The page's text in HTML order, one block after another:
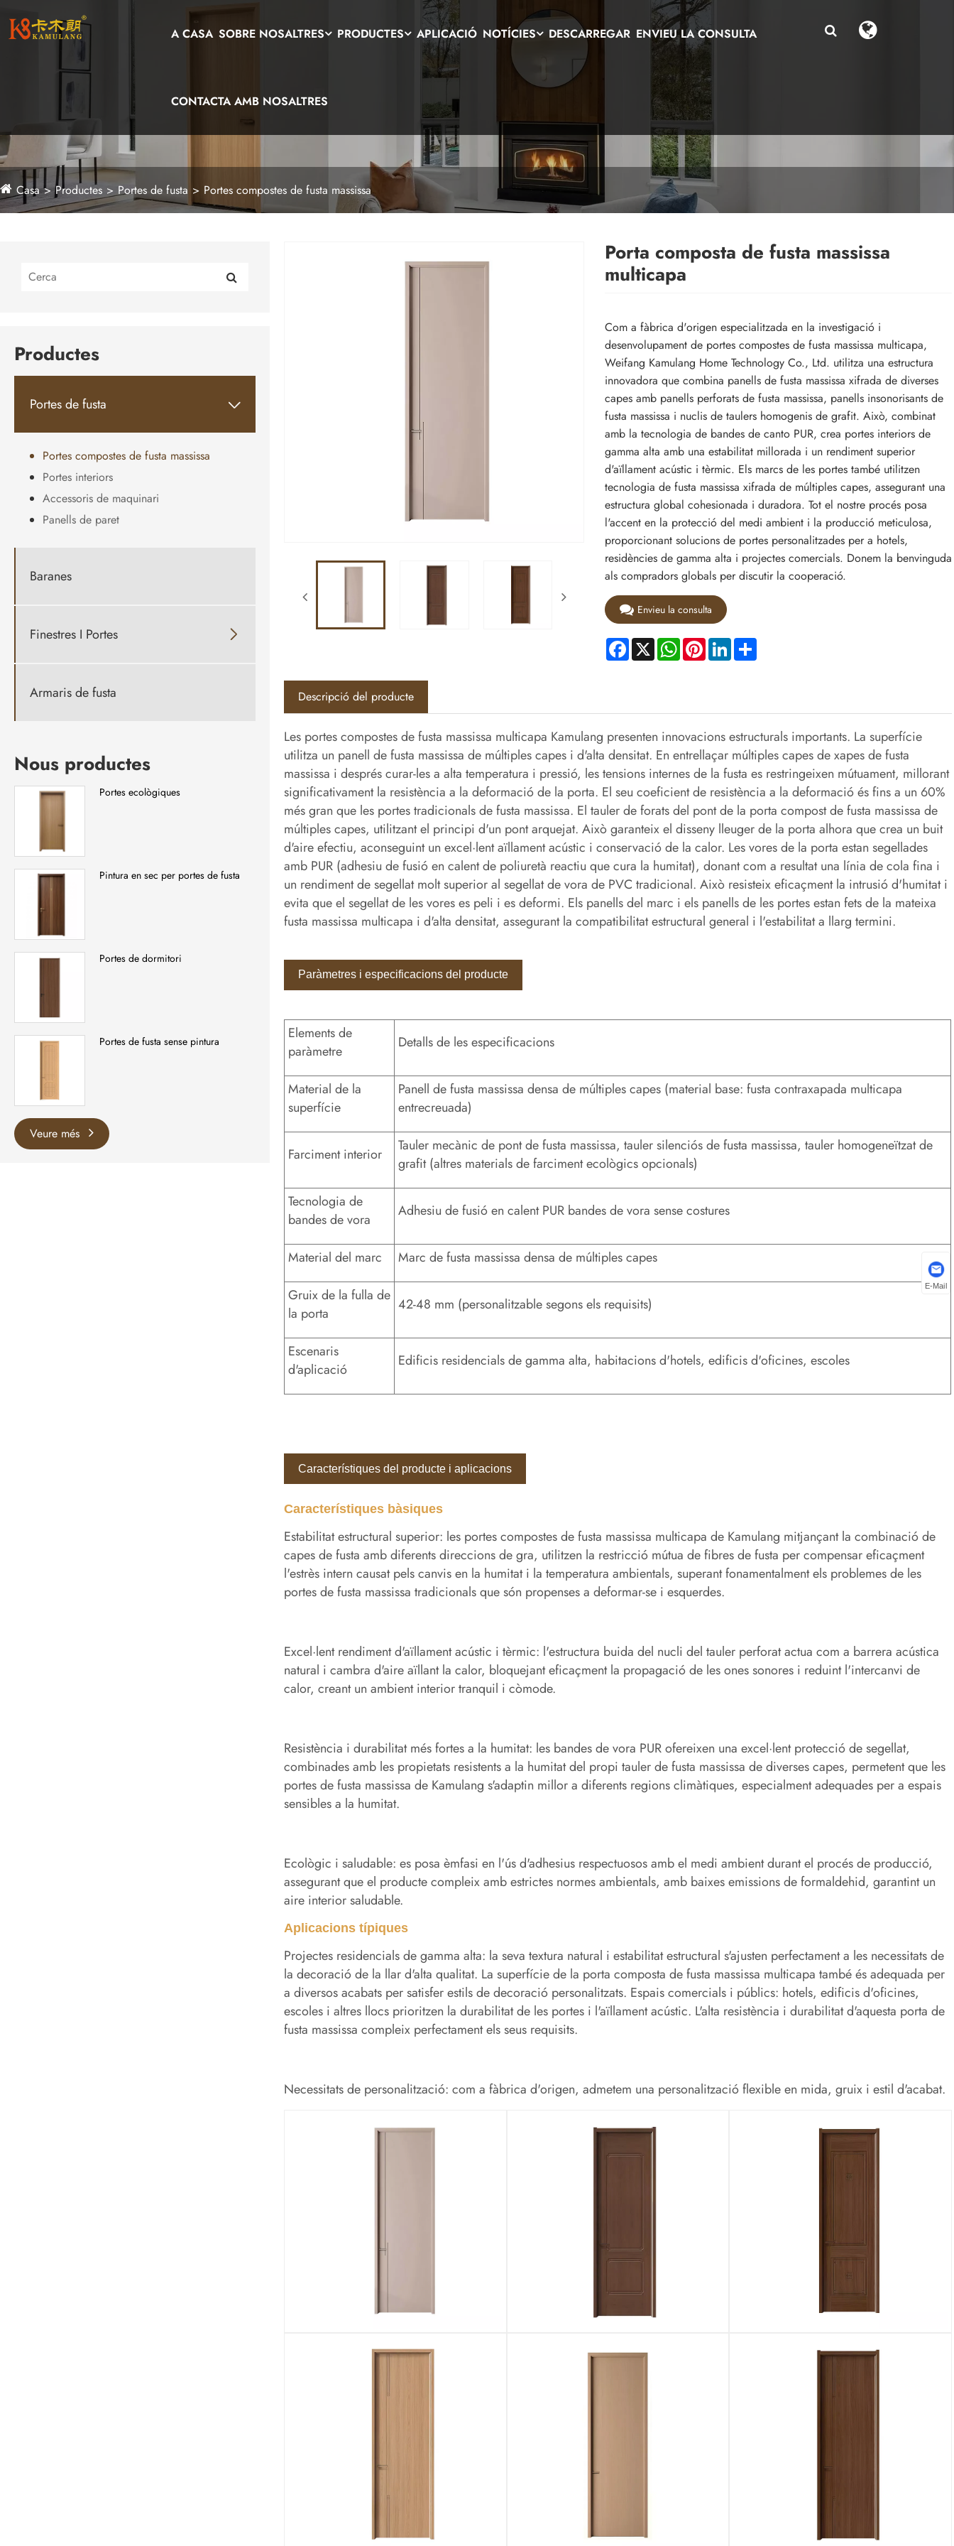
A CASA SOBRE NOSALTRES PRODUCTES APLICACIÓ NOTÍCIES DESCARREGAR ENVIEU LA CONSULTA
CONTACTA AMB NOSALTRES
Casa Productes Portes de fusta Portes compostes de fusta massissa
Productes
Portes de fusta 
Portes compostes de fusta massissa
Portes interiors
Accessoris de maquinari
Panells de paret
Baranes
Finestres I Portes 
Armaris de fusta
Nous productes
Portes ecològiques
Pintura en sec per portes de fusta
Portes de dormitori
Portes de fusta sense pintura
Veure més
Porta composta de fusta massissa
multicapa
Com a fàbrica d'origen especialitzada en la investigació i
desenvolupament de portes compostes de fusta massissa multicapa,
Weifang Kamulang Home Technology Co., Ltd. utilitza una estructura
innovadora que combina panells de fusta massissa xifrada de diverses
capes amb panells perforats de fusta massissa, panells insonorisants de
fusta massissa i nuclis de taulers homogenis de grafit. Això, combinat
amb la tecnologia de bandes de canto PUR, crea portes interiors de
gamma alta amb una estabilitat millorada i un rendiment superior
d'aïllament acústic i tèrmic. Els marcs de les portes també utilitzen
tecnologia de fusta massissa xifrada de múltiples capes, assegurant una
estructura global cohesionada i duradora. Tot el nostre procés posa
l'accent en la protecció del medi ambient i la producció meticulosa,
proporcionant solucions de portes personalitzades per a hotels,
residències de gamma alta i projectes comercials. Donem la benvinguda
als compradors globals per discutir la cooperació.
Envieu la consulta
Facebook
X WhatsApp
PinterestLinkedInShare
Descripció del producte
Les portes compostes de fusta massissa multicapa Kamulang presenten innovacions estructurals importants. La superfície
utilitza un panell de fusta massissa de múltiples capes i d'alta densitat. En entrellaçar múltiples capes de xapes de fusta
massissa i després curar-les a alta temperatura i pressió, les tensions internes de la fusta es restringeixen mútuament, millorant
significativament la resistència a la deformació de la porta. El seu coeficient de resistència a la deformació és fins a un 60%
més gran que les portes tradicionals de fusta massissa. El tauler de forats del pont de la porta compost de fusta massissa de
múltiples capes, utilitzant el principi d'un pont arquejat. Això garanteix el disseny lleuger de la porta alhora que crea un buit
d'aire efectiu, aconseguint un excel·lent aïllament acústic i conservació de la calor. Les vores de la porta estan segellades
amb PUR (adhesiu de fusió en calent de poliuretà reactiu que cura la humitat), donant com a resultat una línia de cola fina i
un rendiment de segellat molt superior al segellat de vora de PVC tradicional. Això resisteix eficaçment la intrusió d'humitat i
evita que el segellat de les vores es peli i es deformi. Els panells del marc i els panells de les portes estan fets de la mateixa
fusta massissa multicapa i d'alta densitat, assegurant la compatibilitat estructural general i l'estabilitat a llarg termini.
Paràmetres i especificacions del producte
Elements de
paràmetre
Detalls de les especificacions
Material de la
superfície
Panell de fusta massissa densa de múltiples capes (material base: fusta contraxapada multicapa
entrecreuada)
Farciment interior
Tauler mecànic de pont de fusta massissa, tauler silenciós de fusta massissa, tauler homogeneïtzat de
grafit (altres materials de farciment ecològics opcionals)
Tecnologia de
bandes de vora
Adhesiu de fusió en calent PUR bandes de vora sense costures
Material del marc Marc de fusta massissa densa de múltiples capes
Gruix de la fulla de
la porta
42-48 mm (personalitzable segons els requisits)
Escenaris
d'aplicació
Edificis residencials de gamma alta, habitacions d'hotels, edificis d'oficines, escoles
Característiques del producte i aplicacions
Característiques bàsiques
Estabilitat estructural superior: les portes compostes de fusta massissa multicapa de Kamulang mitjançant la combinació de
capes de fusta amb diferents direccions de gra, utilitzen la restricció mútua de fibres de fusta per compensar eficaçment
l'estrès intern causat pels canvis en la humitat i la temperatura ambientals, superant fonamentalment els problemes de les
portes de fusta massissa tradicionals que són propenses a deformar-se i esquerdes.
Excel·lent rendiment d'aïllament acústic i tèrmic: l'estructura buida del nucli del tauler perforat actua com a barrera acústica
natural i cambra d'aire aïllant la calor, bloquejant eficaçment la propagació de les ones sonores i reduint l'intercanvi de
calor, creant un ambient interior tranquil i còmode.
Resistència i durabilitat més fortes a la humitat: les bandes de vora PUR ofereixen una excel·lent protecció de segellat,
combinades amb les propietats resistents a la humitat del propi tauler de fusta massissa de diverses capes, permetent que les
portes de fusta massissa de Kamulang s'adaptin millor a diferents regions climàtiques, especialment adequades per a espais
sensibles a la humitat.
Ecològic i saludable: es posa èmfasi en l'ús d'adhesius respectuosos amb el medi ambient durant el procés de producció,
assegurant que el producte compleix amb estrictes normes ambientals, amb baixes emissions de formaldehid, garantint un
aire interior saludable.
Aplicacions típiques
Projectes residencials de gamma alta: la seva textura natural i estabilitat estructural s'ajusten perfectament a les necessitats de
la decoració de la llar d'alta qualitat. La superfície de la porta composta de fusta massissa multicapa també és adequada per
a diversos acabats per satisfer estils de decoració personalitzats. Espais comercials i públics: hotels, edificis d'oficines,
escoles i altres llocs prioritzen la durabilitat de les portes i l'aïllament acústic. L'alta resistència i durabilitat d'aquesta porta de
fusta massissa compleix perfectament els seus requisits.
Necessitats de personalització: com a fàbrica d'origen, admetem una personalització flexible en mida, gruix i estil d'acabat.
E-Mail